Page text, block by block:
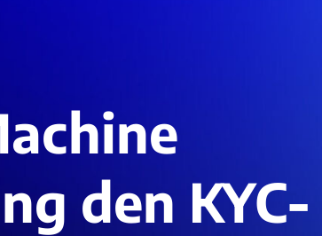
den KYC-